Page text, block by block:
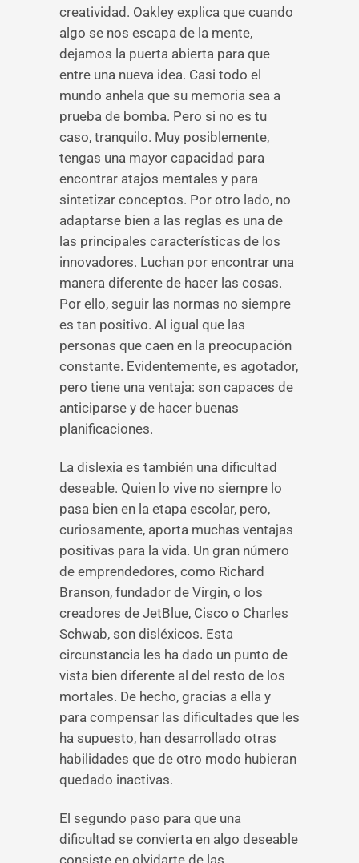
creatividad. Oakley explica que cuando
algo se nos escapa de la mente,
dejamos la puerta abierta para que
entre una nueva idea. Casi todo el
mundo anhela que su memoria sea a
prueba de bomba. Pero si no es tu
caso, tranquilo. Muy posiblemente,
tengas una mayor capacidad para
encontrar atajos mentales y para
sintetizar conceptos. Por otro lado, no
adaptarse bien a las reglas es una de
las principales características de los
innovadores. Luchan por encontrar una
manera diferente de hacer las cosas.
Por ello, seguir las normas no siempre
es tan positivo. Al igual que las
personas que caen en la preocupación
constante. Evidentemente, es agotador,
pero tiene una ventaja: son capaces de
anticiparse y de hacer buenas
planificaciones.
La dislexia es también una dificultad
deseable. Quien lo vive no siempre lo
pasa bien en la etapa escolar, pero,
curiosamente, aporta muchas ventajas
positivas para la vida. Un gran número
de emprendedores, como Richard
Branson, fundador de Virgin, o los
creadores de JetBlue, Cisco o Charles
Schwab, son disléxicos. Esta
circunstancia les ha dado un punto de
vista bien diferente al del resto de los
mortales. De hecho, gracias a ella y
para compensar las dificultades que les
ha supuesto, han desarrollado otras
habilidades que de otro modo hubieran
quedado inactivas.
El segundo paso para que una
dificultad se convierta en algo deseable
consiste en olvidarte de las